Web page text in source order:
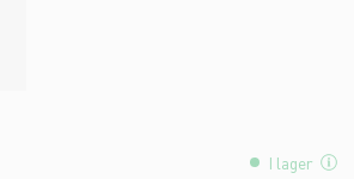
I lager